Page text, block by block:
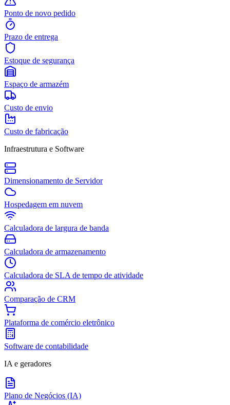
Ponto de novo pedido
Prazo de entrega
Estoque de segurança
Espaço de armazém
Custo de envio
Custo de fabricação
Infraestrutura e Software
Dimensionamento de Servidor
Hospedagem em nuvem
Calculadora de largura de banda
Calculadora de armazenamento
Calculadora de SLA de tempo de atividade
Comparação de CRM
Plataforma de comércio eletrônico
Software de contabilidade
IA e geradores
Plano de Negócios (IA)